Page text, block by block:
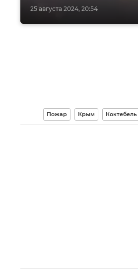
25 августа 2024, 20:54
Пожар Крым Коктебель